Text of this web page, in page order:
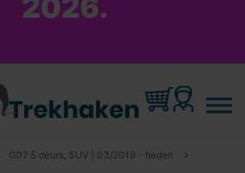
2026.
G07 5 deurs, SUV | 03/2019 - heden